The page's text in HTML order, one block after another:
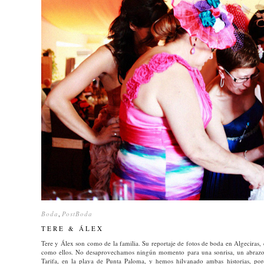
Boda, PostBoda
TERE & ÁLEX
Tere y Álex son como de la familia. Su reportaje de fotos de boda en
como ellos. No desaprovechamos ningún momento para una sonrisa, un
Tarifa, en la playa de Punta Paloma, y hemos hilvanado ambas historias,
Boda PostBoda
TERE & ÁLEX